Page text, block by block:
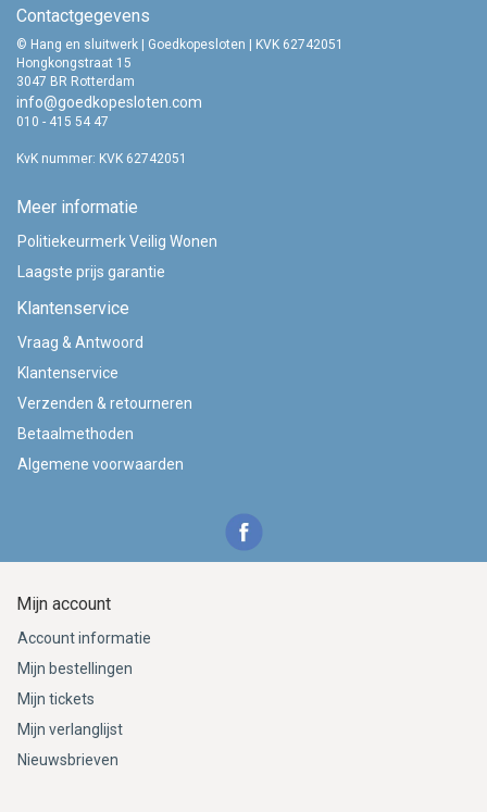
Contactgegevens
© Hang en sluitwerk | Goedkopesloten | KVK 62742051
Hongkongstraat 15
3047 BR Rotterdam
info@goedkopesloten.com
010 - 415 54 47
KvK nummer: KVK 62742051
Meer informatie
Politiekeurmerk Veilig Wonen
Laagste prijs garantie
Klantenservice
Vraag & Antwoord
Klantenservice
Verzenden & retourneren
Betaalmethoden
Algemene voorwaarden
Mijn account
Account informatie
Mijn bestellingen
Mijn tickets
Mijn verlanglijst
Nieuwsbrieven